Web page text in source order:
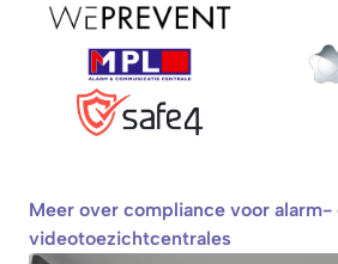
Meer over compliance voor alarm-
videotoezichtcentrales